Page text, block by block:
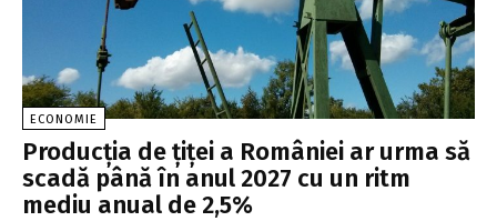
ECONOMIE
Producţia de ţiţei a României ar urma să
scadă până în anul 2027 cu un ritm
mediu anual de 2,5%